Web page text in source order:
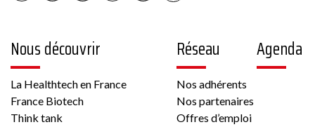
Voir la fiche
Membre France Biotech
Nous découvrir
La Healthtech en France
France Biotech
Think tank
Réseau
Nos adhérents
Nos partenaires
Offres d’emploi
Agenda